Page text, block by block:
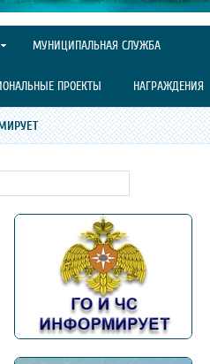
МУНИЦИПАЛЬНАЯ СЛУЖБА
ПРОЕКТЫ НАГРАЖДЕНИЯ